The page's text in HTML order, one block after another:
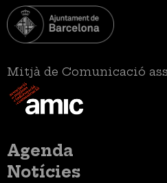
Mitjà de Comunicació
Menú
principal
Agenda
Notícies